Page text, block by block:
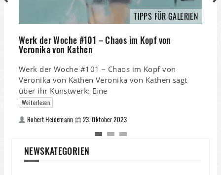
TIPPS FÜR GALERIEN
Werk der Woche #101 – Chaos im Kopf von
Veronika von Kathen
Werk der Woche #101 – Chaos im Kopf von
Veronika von Kathen Veronika von Kathen sagt
über ihr Kunstwerk: Eine
Weiterlesen
Robert Heidemann 23. Oktober 2023
NEWSKATEGORIEN